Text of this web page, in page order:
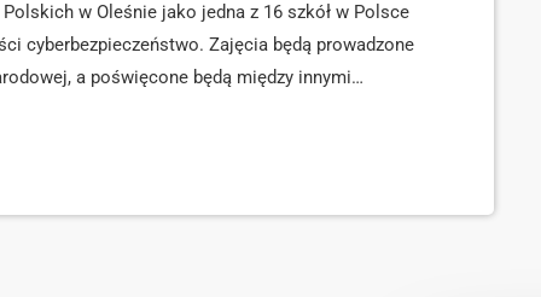
w Oleśnie jako jedna z 16 szkół w Polsce
cyberbezpieczeństwo. Zajęcia będą prowadzone
a poświęcone będą między innymi
Celem jest wykształcenie przyszłych